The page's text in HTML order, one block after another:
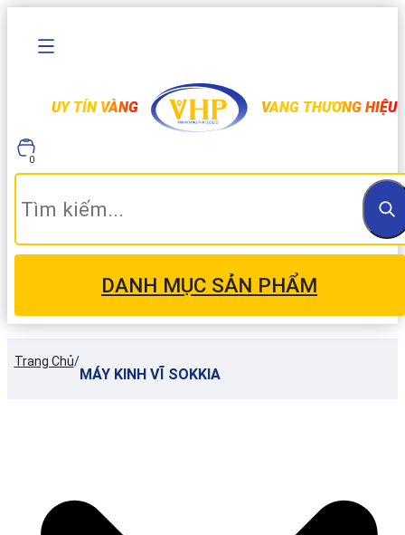
UY TÍN VÀNG VANG THƯƠNG HIỆU
0
DANH MỤC SẢN PHẨM
Trang Chủ/
MÁY KINH VĨ SOKKIA